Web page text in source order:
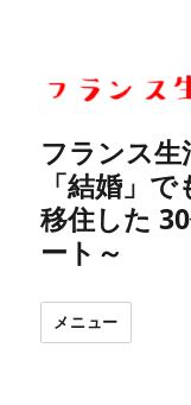
フランス生
「結婚」
移住した
ート～
メニュー